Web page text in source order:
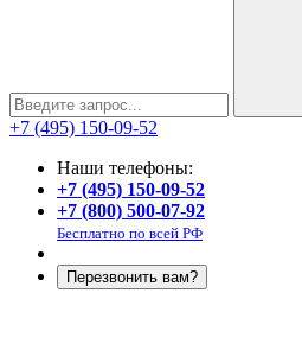
+7 (495) 150-09-52
Наши телефоны:
+7 (495) 150-09-52
+7 (800) 500-07-92
Бесплатно по всей РФ
Перезвонить вам?